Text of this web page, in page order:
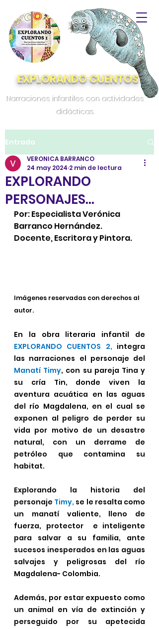
EXPLORANDO CUENTOS
Narraciones infantiles con actividades
didácticas.
Entrada
EXPLORANDO
PERSONAJES…
VERONICA BARRANCO
24 may 2024 2 min de lectura
Por: Especialista Verónica
Barranco Hernández.
Docente, Escritora y Pintora.
Imágenes reservadas con derechos al
autor.
EXPLORANDO CUENTOS 2, integra
Manatí Timy, con su pareja Tina y
su cría Tin, donde viven la
aventura acuática en las aguas
del río Magdalena, en el cual se
exponen al peligro de perder su
vida por motivo de un desastre
natural, con un derrame de
petróleo que contamina su
habitat.
Explorando la historia del
personaje Timy, se le resalta como
un manatí valiente, lleno de
fuerza, protector  e inteligente
para salvar a su familia, ante
sucesos inesperados en las aguas
salvajes y peligrosas del río
Magdalena- Colombia.
Además, por estar expuesto como
un animal en vía de extinción y
perseguido por su apetecida